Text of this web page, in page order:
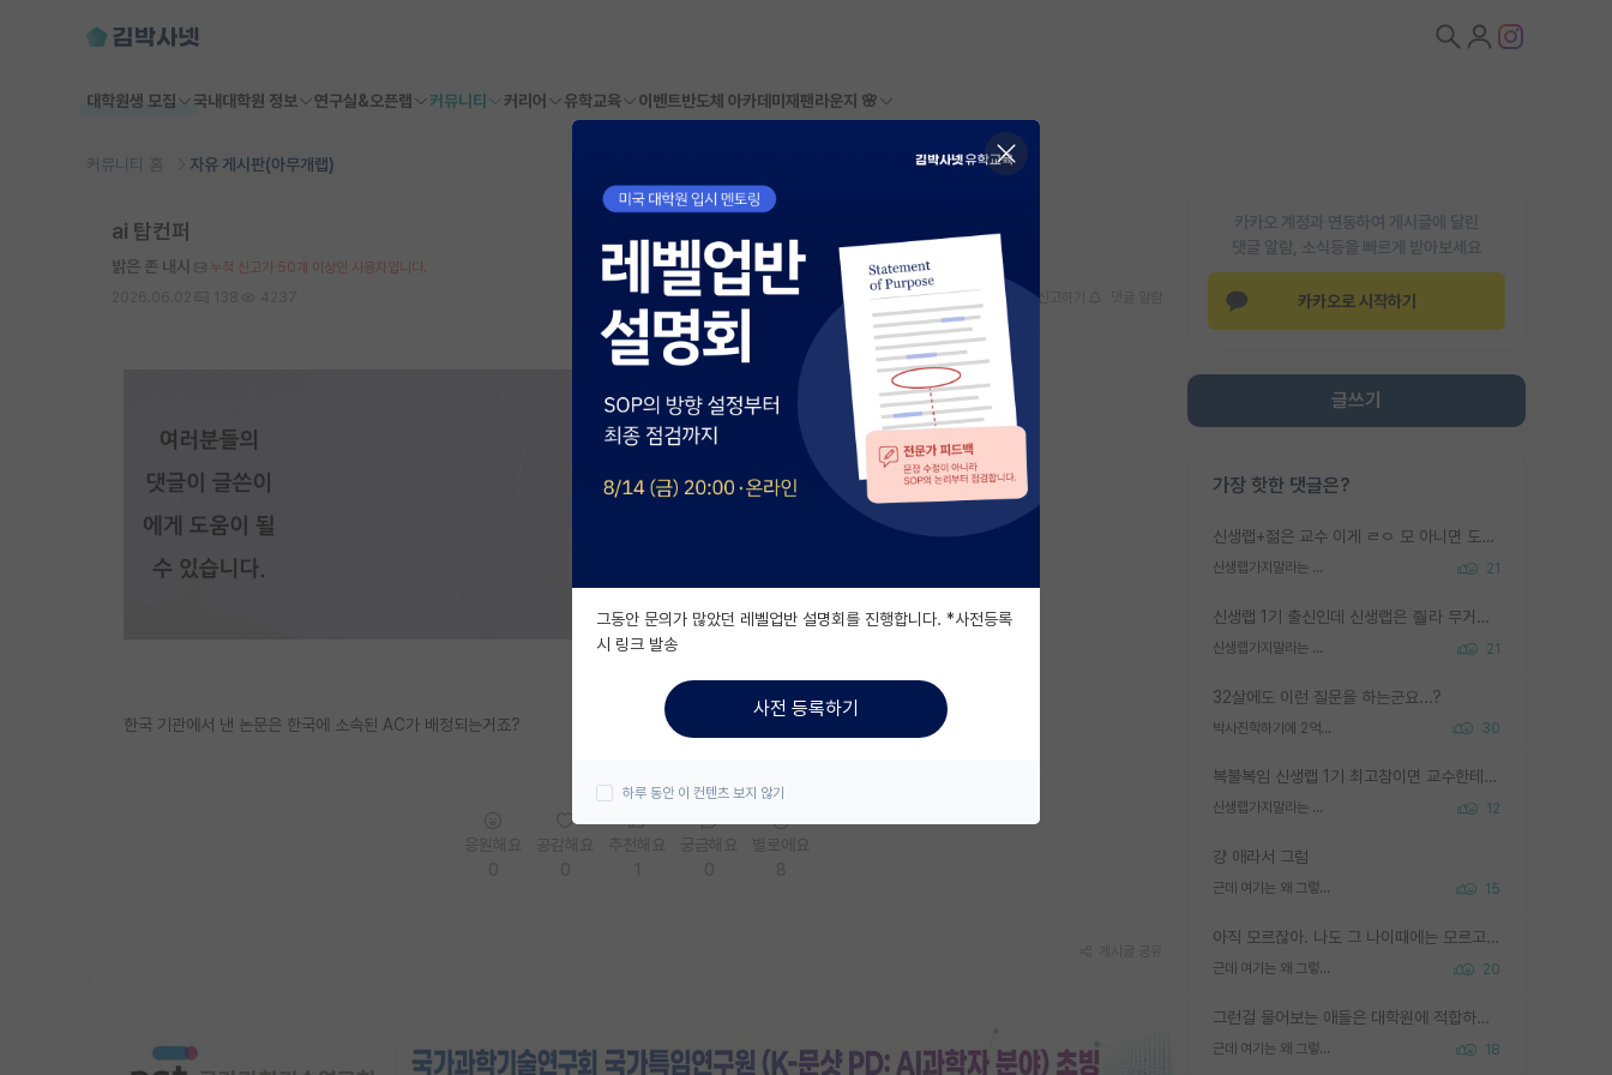
대학원생 모집 국내대학원 정보 연구실&오픈랩 커뮤니티 커리어 유학교육 이벤트반도체 아카데미 재팬라운지 🌸
커뮤니티 홈 자유 게시판(아무개랩)
카카오 계정과 연동하여 게시글에 달린
댓글 알람, 소식등을 빠르게 받아보세요
카카오로 시작하기
글쓰기
가장 핫한 댓글은?
신생랩+젊은 교수 이게 ㄹㅇ 모 아니면 도인듯.
신생랩가지말라는 이유가 있었구나 21
신생랩 1기 출신인데 신생랩은 줠라 무거운 바벨 같은거임. 들면 대박인데 못들면 깔려 죽음. 아무도 알려주지 않는 환경에서 자생해야하지만, 일단 살아남았다면 그 어떤 사람보다 악착같고 생존력 높은 사람으로 거듭날 수 있음
신생랩가지말라는 이유가 있었구나 21
32살에도 이런 질문을 하는군요...?
박사진학하기에 2억은 괜찮은 (?) 정도의 경제력인가요 30
복불복임 신생랩 1기 최고참이면 교수한테 직접 지도받는 시간이 매우 많음 제대로 된 교수라면 말이지 그게 아니라면 그냥 넌 해방 불가능한 노예 1호에 감점쓰레기통이 되는거고
신생랩가지말라는 이유가 있었구나 12
걍 애라서 그럼
근데 여기는 왜 그렇게 SPK를 물어보는거임? 15
아직 모르잖아. 나도 그 나이때에는 모르고 평가 받고 안심하고 싶었어.
근데 여기는 왜 그렇게 SPK를 물어보는거임? 20
그런걸 물어보는 애들은 대학원에 적합하지 않다
근데 여기는 왜 그렇게 SPK를 물어보는거임? 18
ai 탑컨퍼
밝은 존 내시
누적 신고가 50개 이상인 사용자입니다.
스크랩 신고하기
한국 기관에서 낸 논문은 한국에 소속된 AC가 배정되는거죠?
그동안 문의가 많았던 레벨업반 설명회를 진행합니다. *사전등록
시 링크 발송
사전 등록하기
하루 동안 이 컨텐츠 보지 않기